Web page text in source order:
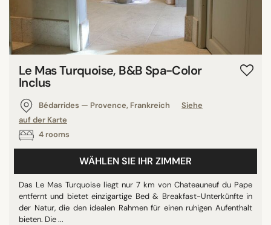
Le Mas Turquoise, B&B Spa-Color
Inclus
Bédarrides — Provence, Frankreich
Siehe
auf der Karte
4 rooms
WÄHLEN SIE IHR ZIMMER
Das Le Mas Turquoise liegt nur 7 km von Chateauneuf du Pape
entfernt und bietet einzigartige Bed & Breakfast-Unterkünfte in
der Natur, die den idealen Rahmen für einen ruhigen Aufenthalt
bieten. Die ...